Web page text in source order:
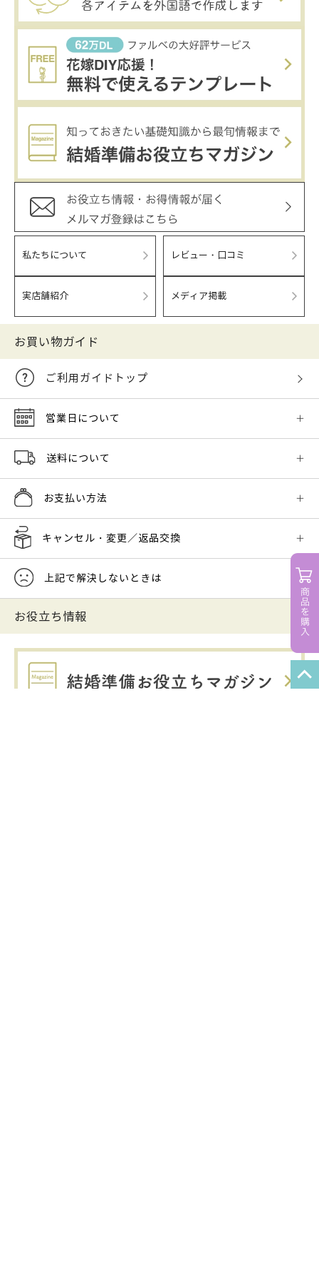
私たちについて レビュー・口コミ
実店舗紹介 メディア掲載
お買い物ガイド
ご利用ガイドトップ
営業日について
送料について
お支払い方法
キャンセル・変更／返品交換
上記で解決しないときは
お役立ち情報